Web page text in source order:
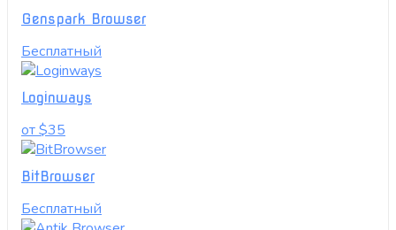
Genspark Browser
Бесплатный
Loginways
от $35
BitBrowser
Бесплатный